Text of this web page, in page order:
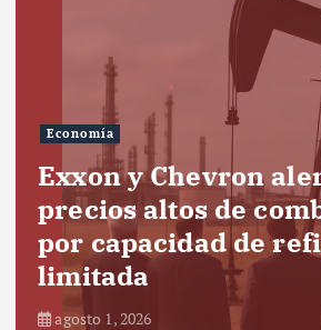
Economía
Exxon y Chevron
precios altos de
por capacidad de
limitada
agosto 1, 2026